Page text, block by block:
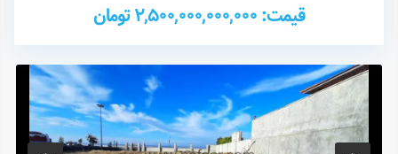
قیمت: 2,500,000,000,000 تومان